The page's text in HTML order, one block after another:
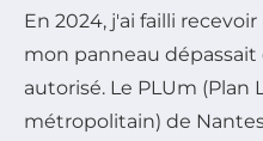
En 2024, j'ai failli
mon panneau dépassait
autorisé. Le PLUm (Plan
métropolitain) de